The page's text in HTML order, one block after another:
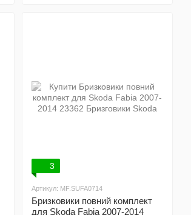
3
Артикул: MF.SUFA0714
Бризковики повний комплект
для Skoda Fabia 2007-2014